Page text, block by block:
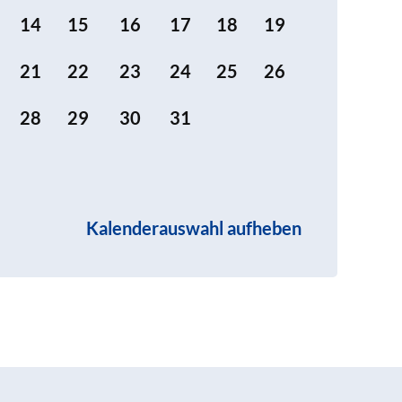
14 15 16 17 18 19
21 22 23 24 25 26
28 29 30 31
Kalenderauswahl aufheben